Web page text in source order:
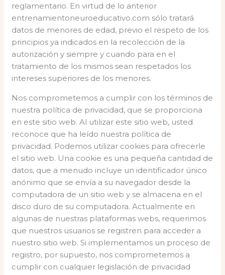
reglamentario. En virtud de lo anterior
entrenamientoneuroeducativo.com sólo tratará
datos de menores de edad, previo el respeto de los
principios ya indicados en la recolección de la
autorización y siempre y cuando para en el
tratamiento de los mismos sean respetados los
intereses superiores de los menores.
Nos comprometemos a cumplir con los términos de
nuestra política de privacidad, que se proporciona
en este sitio web. Al utilizar este sitio web, usted
reconoce que ha leído nuestra política de
privacidad. Podemos utilizar cookies para ofrecerle
el sitio web. Una cookie es una pequeña cantidad de
datos, que a menudo incluye un identificador único
anónimo que se envía a su navegador desde la
computadora de un sitio web y se almacena en el
disco duro de su computadora. Actualmente en
algunas de nuestras plataformas webs, requerimos
que nuestros usuarios se registren para acceder a
nuestro sitio web. Si implementamos un proceso de
registro, por supuesto, nos comprometemos a
cumplir con cualquier legislación de privacidad